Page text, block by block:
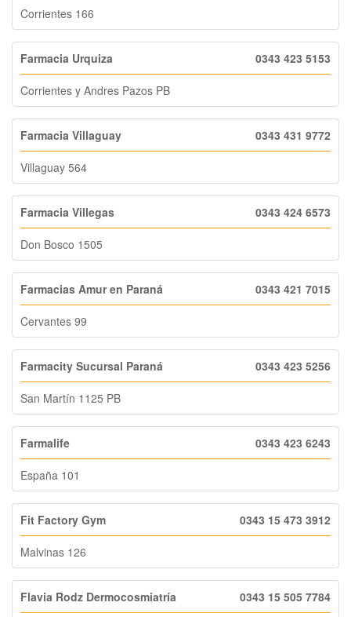
Corrientes 166
Farmacia Urquiza 0343 423 5153
Corrientes y Andres Pazos PB
Farmacia Villaguay 0343 431 9772
Villaguay 564
Farmacia Villegas 0343 424 6573
Don Bosco 1505
Farmacias Amur en Paraná 0343 421 7015
Cervantes 99
Farmacity Sucursal Paraná 0343 423 5256
San Martín 1125 PB
Farmalife 0343 423 6243
España 101
Fit Factory Gym 0343 15 473 3912
Malvinas 126
Flavia Rodz Dermocosmiatría 0343 15 505 7784